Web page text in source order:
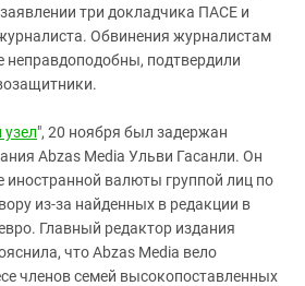
три докладчика ПАСЕ и
Обвинения журналистам
неправдоподобны, подтвердили
", 20 ноября был задержан
Abzas Media Ульви Гасанли. Он
иностранной валюты группой лиц по
из-за найденных в редакции в
Главный редактор издания
что Abzas Media вело
членов семей высокопоставленных